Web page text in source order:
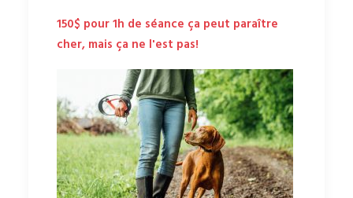
150$ pour 1h de séance ça peut paraître
cher, mais ça ne l'est pas!